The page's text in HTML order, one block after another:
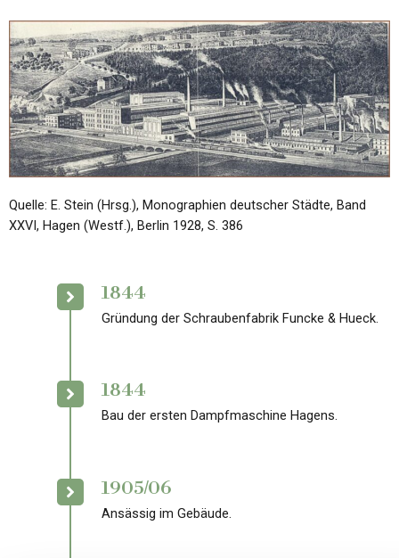
Quelle: E. Stein (Hrsg.), Monographien deutscher Städte, Band
XXVI, Hagen (Westf.), Berlin 1928, S. 386
1844
Gründung der Schraubenfabrik Funcke & Hueck.
1844
Bau der ersten Dampfmaschine Hagens.
1905/06
Ansässig im Gebäude.